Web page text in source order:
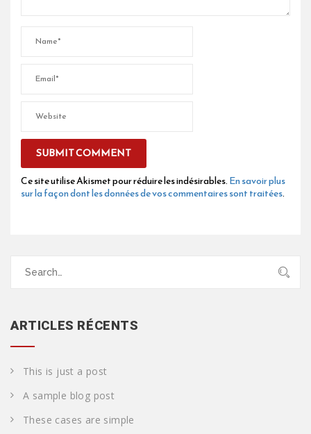
Ce site utilise Akismet pour réduire les indésirables.En savoir plus
sur la façon dont les données de vos commentaires sont traitées.
for:
ARTICLES RÉCENTS
This is just a post
A sample blog post
These cases are simple